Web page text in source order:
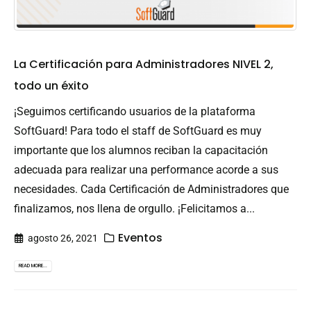
La Certificación para Administradores NIVEL 2,
todo un éxito
¡Seguimos certificando usuarios de la plataforma
SoftGuard! Para todo el staff de SoftGuard es muy
importante que los alumnos reciban la capacitación
adecuada para realizar una performance acorde a sus
necesidades. Cada Certificación de Administradores que
finalizamos, nos llena de orgullo. ¡Felicitamos a...
agosto 26, 2021 Eventos
READ MORE...